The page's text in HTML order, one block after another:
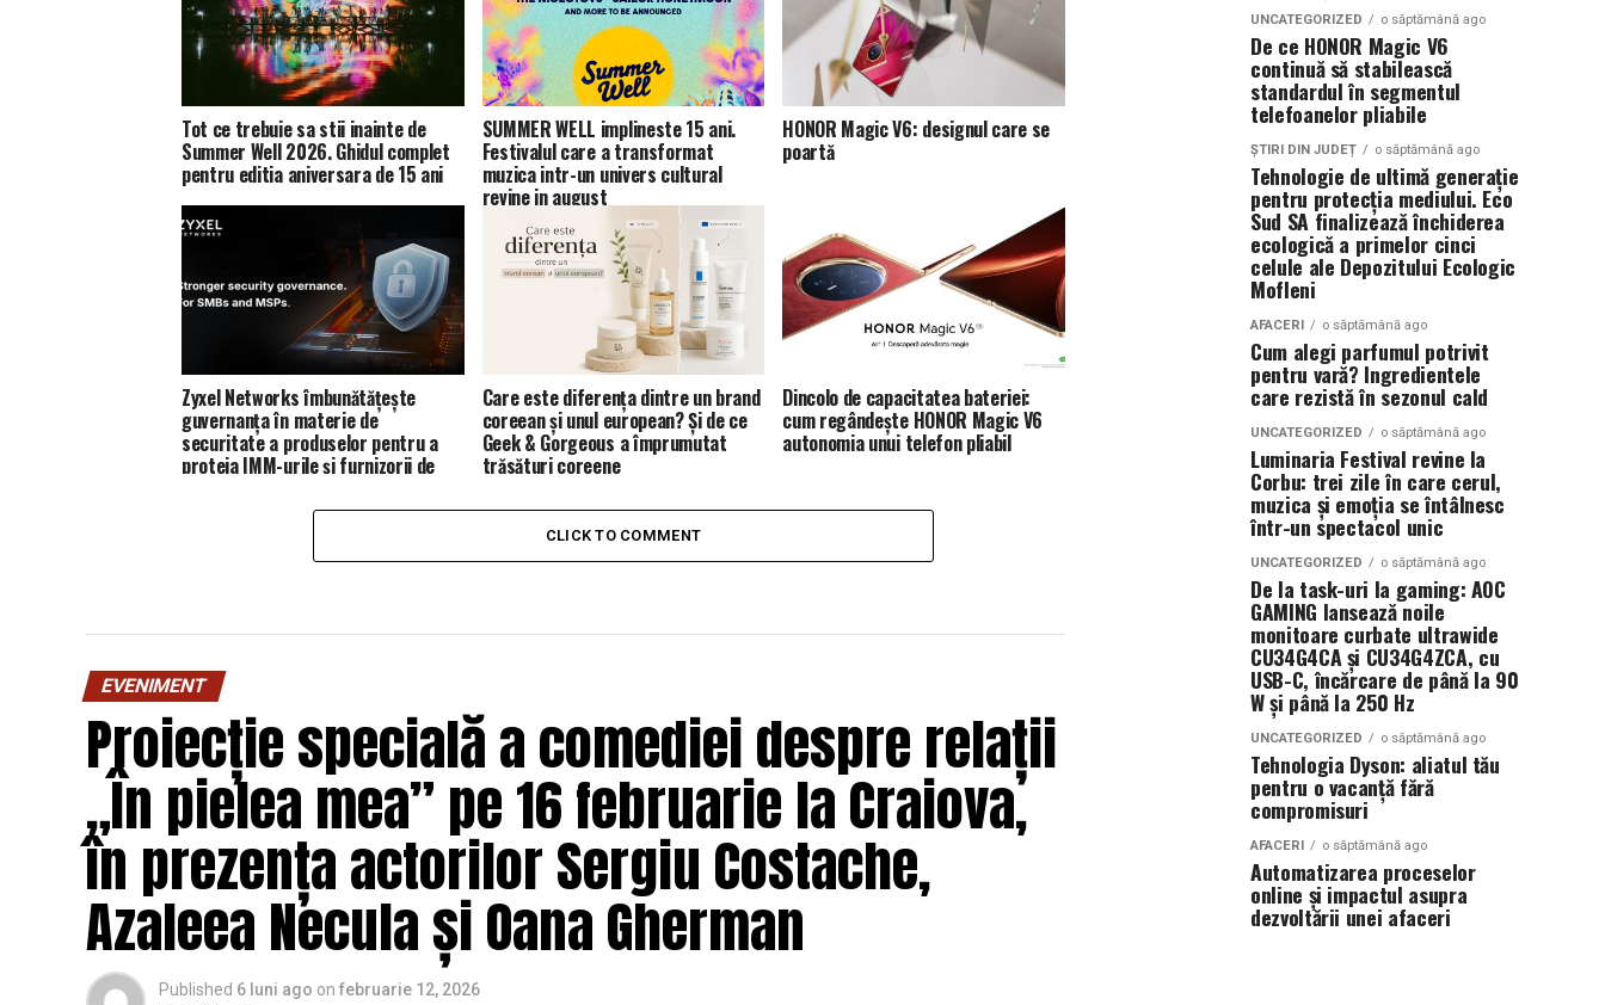
Tot ce trebuie sa stii inainte de
Summer Well 2026. Ghidul complet
pentru editia aniversara de 15 ani
SUMMER WELL implineste 15 ani.
Festivalul care a transformat
muzica intr-un univers cultural
revine in august
HONOR Magic V6: designul care se
poartă
Zyxel Networks îmbunătățește
guvernanța în materie de
securitate a produselor pentru a
proteja IMM-urile și furnizorii de
Care este diferența dintre un brand
coreean și unul european? Și de ce
Geek & Gorgeous a împrumutat
trăsături coreene
Dincolo de capacitatea bateriei:
cum regândește HONOR Magic V6
autonomia unui telefon pliabil
CLICK TO COMMENT
EVENIMENT
Proiecție specială a comediei despre relații
„În pielea mea” pe 16 februarie la Craiova,
în prezența actorilor Sergiu Costache,
Azaleea Necula și Oana Gherman
Published 6 luni ago on februarie 12, 2026
UNCATEGORIZED o săptămână ago
De ce HONOR Magic V6
continuă să stabilească
standardul în segmentul
telefoanelor pliabile
ȘTIRI DIN JUDEȚ o săptămână ago
Tehnologie de ultimă generație
pentru protecția mediului. Eco
Sud SA finalizează închiderea
ecologică a primelor cinci
celule ale Depozitului Ecologic
Mofleni
AFACERI o săptămână ago
Cum alegi parfumul potrivit
pentru vară? Ingredientele
care rezistă în sezonul cald
UNCATEGORIZED o săptămână ago
Luminaria Festival revine la
Corbu: trei zile în care cerul,
muzica și emoția se întâlnesc
într-un spectacol unic
UNCATEGORIZED o săptămână ago
De la task-uri la gaming: AOC
GAMING lansează noile
monitoare curbate ultrawide
CU34G4CA și CU34G4ZCA, cu
USB-C, încărcare de până la 90
W și până la 250 Hz
UNCATEGORIZED o săptămână ago
Tehnologia Dyson: aliatul tău
pentru o vacanță fără
compromisuri
AFACERI o săptămână ago
Automatizarea proceselor
online și impactul asupra
dezvoltării unei afaceri